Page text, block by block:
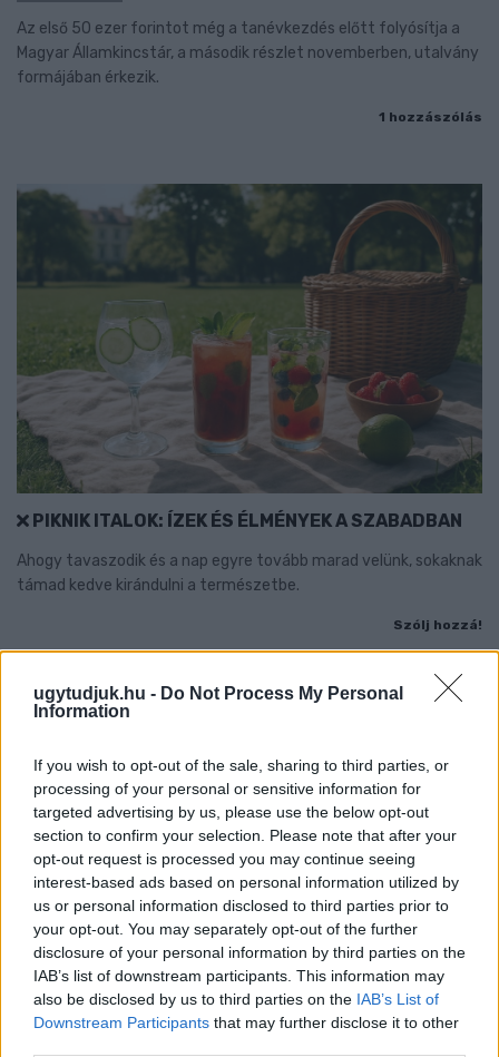
ugytudjuk.hu - Do Not Process My Personal
Information
If you wish to opt-out of the sale, sharing to third parties, or
processing of your personal or sensitive information for
targeted advertising by us, please use the below opt-out
section to confirm your selection. Please note that after your
opt-out request is processed you may continue seeing
interest-based ads based on personal information utilized by
us or personal information disclosed to third parties prior to
your opt-out. You may separately opt-out of the further
disclosure of your personal information by third parties on the
IAB’s list of downstream participants. This information may
also be disclosed by us to third parties on the IAB’s List of
Downstream Participants that may further disclose it to other
Az első 50 ezer forintot még a tanévkezdés előtt folyósítja a
Magyar Államkincstár, a második részlet novemberben, utalvány
formájában érkezik.
1 hozzászólás
PIKNIK ITALOK: ÍZEK ÉS ÉLMÉNYEK A SZABADBAN
Ahogy tavaszodik és a nap egyre tovább marad velünk, sokaknak
támad kedve kirándulni a természetbe.
Szólj hozzá!
ÖRÖMHÍR: TÍZ ÉVE NEM VOLT ILYEN ALACSONY AZ
INFLÁCIÓ MAGYARORSZÁGON